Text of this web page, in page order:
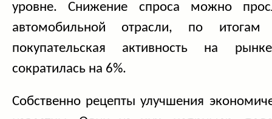
уровне. Снижение спроса можно
автомобильной отрасли, по итогам
покупательская активность на
сократилась на 6%.
Собственно рецепты улучшения